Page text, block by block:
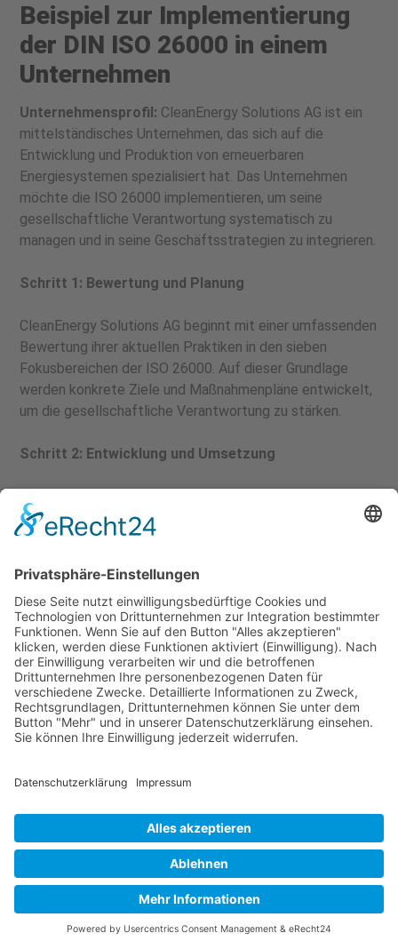
Beispiel zur Implementierung
der DIN ISO 26000 in einem
Unternehmen
Unternehmensprofil: CleanEnergy Solutions AG ist ein
mittelständisches Unternehmen, das sich auf die
Entwicklung und Produktion von erneuerbaren
Energiesystemen spezialisiert hat. Das Unternehmen
möchte die ISO 26000 implementieren, um seine
gesellschaftliche Verantwortung systematisch zu
managen und in seine Geschäftsstrategien zu integrieren.
Schritt 1: Bewertung und Planung
CleanEnergy Solutions AG beginnt mit einer umfassenden
Bewertung ihrer aktuellen Praktiken in den sieben
Fokusbereichen der ISO 26000. Auf dieser Grundlage
werden konkrete Ziele und Maßnahmenpläne entwickelt,
um die gesellschaftliche Verantwortung zu stärken.
Schritt 2: Entwicklung und Umsetzung
CleanEnergy implementiert einen Verhaltenskodex, der
Schulungen werden für alle Führungskräfte durchgeführt,
um sicherzustellen, dass sie die neuen Richtlinien
verstehen und umsetzen können.
Faire Betriebs- und Geschäftspraktiken:
Das Unternehmen führt ein faires und transparentes
Es wird ein Lieferantenbewertungssystem entwickelt,
um die Einhaltung von Nachhaltigkeitskriterien zu